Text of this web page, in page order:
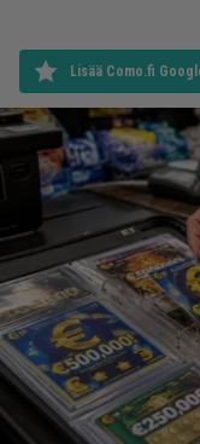
Lisää Como.fi